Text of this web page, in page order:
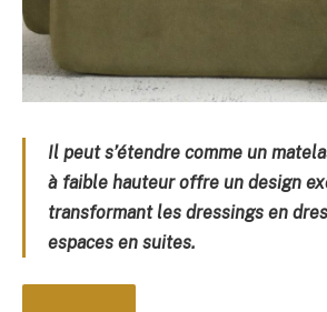
Il peut s’étendre comme un
à faible hauteur offre un design
transformant les dressings en
espaces en suites.